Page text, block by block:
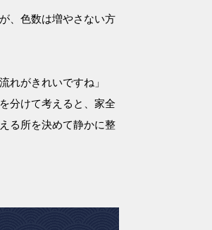
、色数は増やさない方
れがきれいですね」
分けて考えると、家全
る所を決めて静かに整